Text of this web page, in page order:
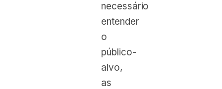
necessário
entender
o
público-
alvo,
as